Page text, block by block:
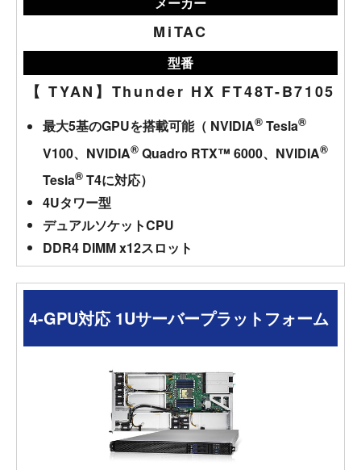
MiTAC
型番
【 TYAN】Thunder HX FT48T-B7105
最大5基のGPUを搭載可能（ NVIDIA® Tesla®
V100、NVIDIA® Quadro RTX™ 6000、NVIDIA®
Tesla® T4に対応）
4Uタワー型
デュアルソケットCPU
DDR4 DIMM x12スロット
4-GPU対応 1Uサーバープラットフォーム